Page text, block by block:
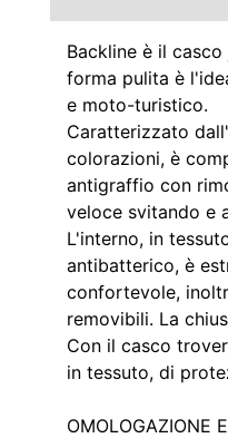
Backline è il
forma pulita è
e moto-turistico.
Caratterizzato
colorazioni, è
antigraffio con
veloce svitando e
L'interno, in
antibatterico, è
confortevole,
removibili. La
Con il casco
in tessuto, di
OMOLOGAZIONE